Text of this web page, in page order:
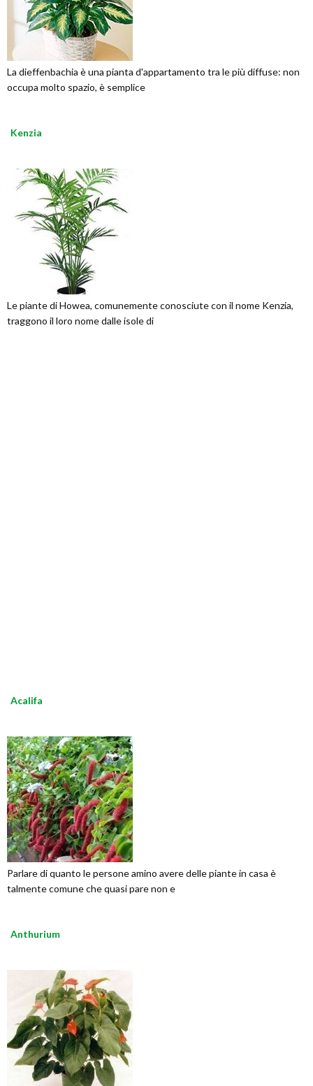
La dieffenbachia è una pianta d'appartamento tra le più diffuse: non
occupa molto spazio, è semplice
Kenzia
Le piante di Howea, comunemente conosciute con il nome Kenzia,
traggono il loro nome dalle isole di
Acalifa
Parlare di quanto le persone amino avere delle piante in casa è
talmente comune che quasi pare non e
Anthurium